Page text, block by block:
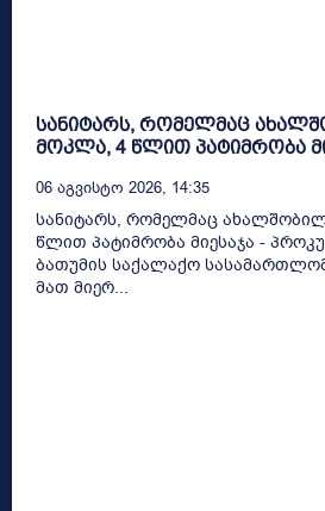
სანიტარს, რომელმაც
მოკლა, 4 წლით პატიმრობა
06 Აგვისტო 2026, 14:35
სანიტარს, რომელმაც
წლით პატიმრობა მიესაჯა -
ბათუმის საქალაქო
მათ მიერ...